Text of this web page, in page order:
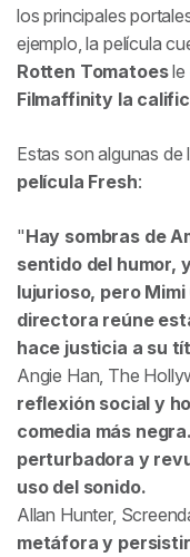
los principales
ejemplo, la película
Rotten Tomatoesle
Filmaffinity la
Estas son algunas de
película Fresh:
Hay sombras de
sentido del humor,
lujurioso, pero
directora reúne
hace justicia a su
Angie Han, The
reflexión social y
comedia más
perturbadora y
uso del sonido.
Allan Hunter,
metáfora y